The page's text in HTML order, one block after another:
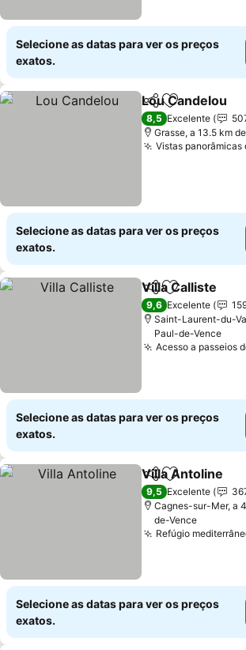
Selecione as datas para ver os preços
exatos.
PartilharAdicionar
Lou Candelou
8,5 Excelente
Grasse, a 13.5 km
Vistas panorâmicas
Selecione as datas para ver os preços
exatos.
PartilharAdicionar
Villa Calliste
9,6 Excelente
Saint-Laurent-du-
Paul-de-Vence
Acesso a passeios
Selecione as datas para ver os preços
exatos.
PartilharAdicionar
Villa Antoline
9,5 Excelente
Cagnes-sur-Mer, a
de-Vence
Refúgio
Selecione as datas para ver os preços
exatos.